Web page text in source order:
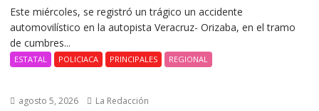
Este miércoles, se registró un trágico un accidente
automovilístico en la autopista Veracruz- Orizaba, en el tramo
de cumbres...
ESTATAL POLICIACA PRINCIPALES REGIONAL
agosto 5, 2026 La Redacción